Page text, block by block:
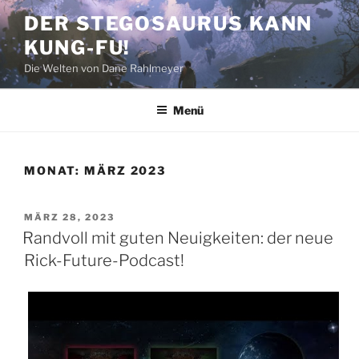
Zum
Inhalt
springen
DER STEGOSAURUS KANN
KUNG-FU!
Die Welten von Dane Rahlmeyer
Menü
MONAT: MÄRZ 2023
VERÖFFENTLICHT
AM
MÄRZ 28, 2023
Randvoll mit guten Neuigkeiten: der neue
Rick-Future-Podcast!